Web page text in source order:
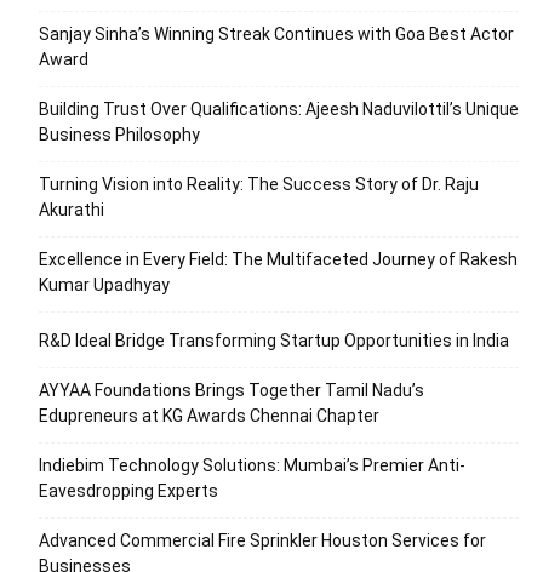
Sanjay Sinha’s Winning Streak Continues with Goa Best Actor
Award
Building Trust Over Qualifications: Ajeesh Naduvilottil’s Unique
Business Philosophy
Turning Vision into Reality: The Success Story of Dr. Raju
Akurathi
Excellence in Every Field: The Multifaceted Journey of Rakesh
Kumar Upadhyay
R&D Ideal Bridge Transforming Startup Opportunities in India
AYYAA Foundations Brings Together Tamil Nadu’s
Edupreneurs at KG Awards Chennai Chapter
Indiebim Technology Solutions: Mumbai’s Premier Anti-
Eavesdropping Experts
Advanced Commercial Fire Sprinkler Houston Services for
Businesses